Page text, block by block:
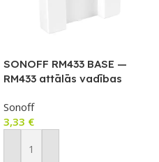
SONOFF RM433 BASE —
RM433 attālās vadības
Sonoff
3,33 €
Pievienot Grozam